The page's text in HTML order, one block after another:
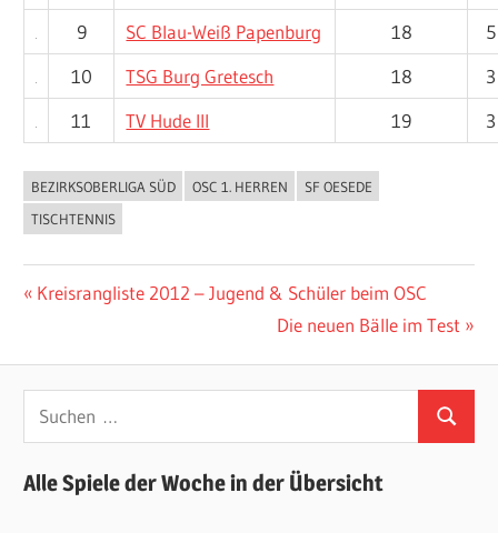
9
SC Blau-Weiß Papenburg 18
5
10
TSG Burg Gretesch 18
3
11
TV Hude III 19 3
ALLGEMEIN
BEZIRKSOBERLIGA SÜD OSC 1. HERREN
SF OESEDE
TISCHTENNIS
Beitragsnavigation
Vorheriger
Kreisrangliste 2012 – Jugend & Schüler beim OSC
Nächster
Die neuen Bälle im Test
Suchen
nach:
Suchen
Alle Spiele der Woche in der Übersicht